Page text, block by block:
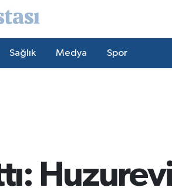
Sağlık Medya Spor